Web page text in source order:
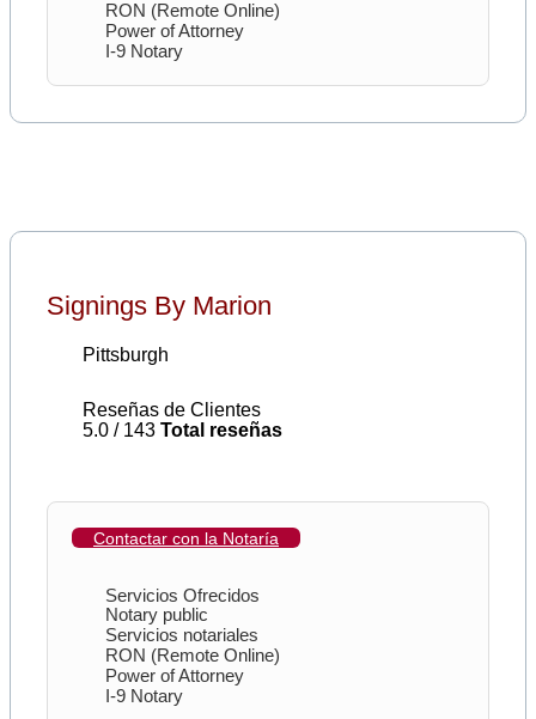
RON (Remote Online)
Power of Attorney
I-9 Notary
Signings By Marion
Pittsburgh
Reseñas de Clientes
5.0 / 143 Total reseñas
Contactar con la Notaría
Servicios Ofrecidos
Notary public
Servicios notariales
RON (Remote Online)
Power of Attorney
I-9 Notary